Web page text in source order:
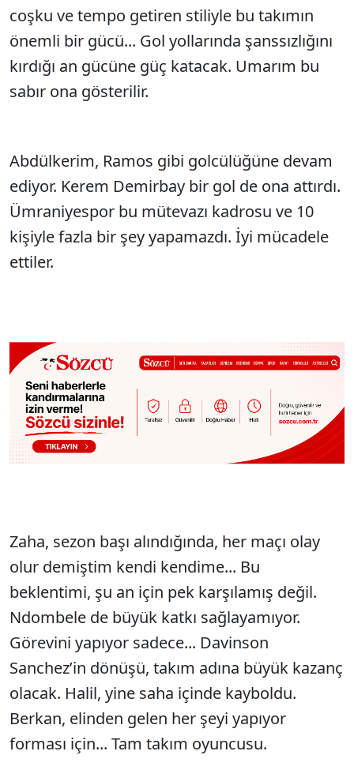
coşku ve tempo getiren stiliyle bu takımın
önemli bir gücü... Gol yollarında şanssızlığını
kırdığı an gücüne güç katacak. Umarım bu
sabır ona gösterilir.
Abdülkerim, Ramos gibi golcülüğüne devam
ediyor. Kerem Demirbay bir gol de ona attırdı.
Ümraniyespor bu mütevazı kadrosu ve 10
kişiyle fazla bir şey yapamazdı. İyi mücadele
ettiler.
Zaha, sezon başı alındığında, her maçı olay
olur demiştim kendi kendime... Bu
beklentimi, şu an için pek karşılamış değil.
Ndombele de büyük katkı sağlayamıyor.
Görevini yapıyor sadece... Davinson
Sanchez’in dönüşü, takım adına büyük kazanç
olacak. Halil, yine saha içinde kayboldu.
Berkan, elinden gelen her şeyi yapıyor
forması için... Tam takım oyuncusu.